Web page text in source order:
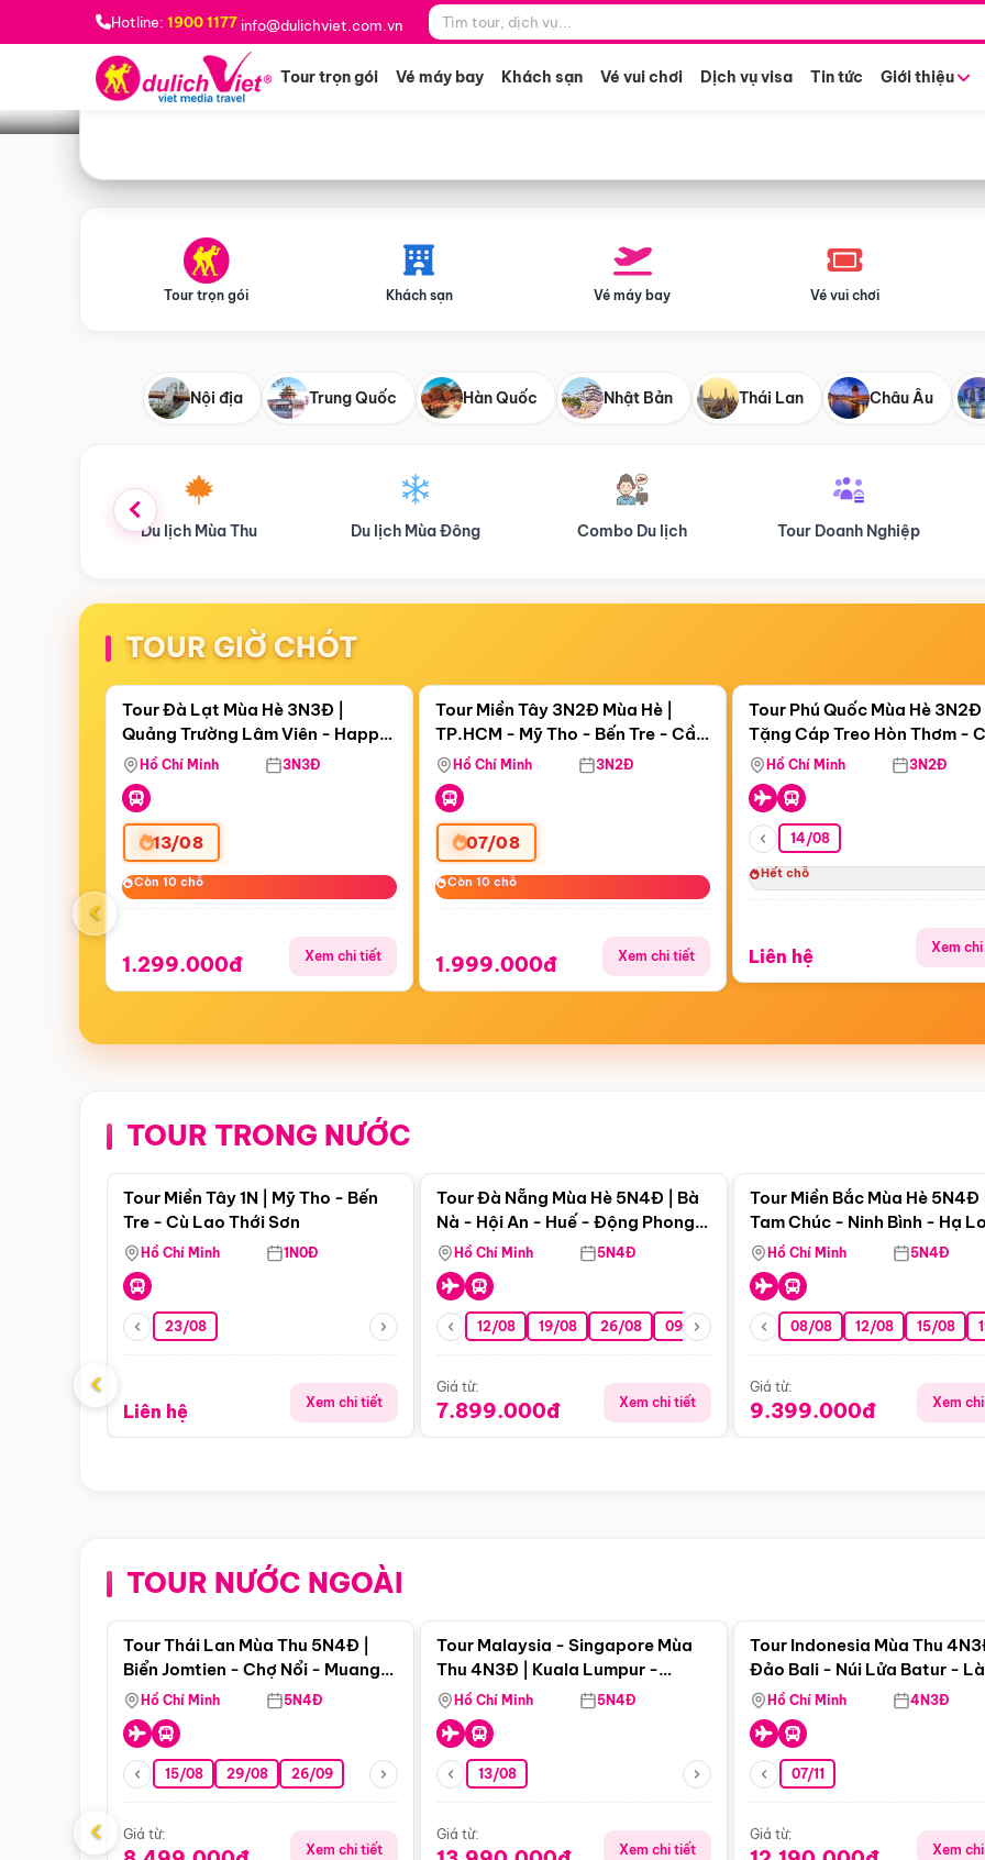
Hotline: 1900 1177 info@dulichviet.com.vn
Tour trọn gói Vé máy bay Khách sạn Vé vui chơi Dịch vụ visa Tin tức Giới thiệu
Bạn muốn đi đâu? *
Tour trọn gói Khách sạn Vé máy bay Vé vui chơi
Nội địa Trung Quốc Hàn Quốc Nhật Bản Thái Lan Châu Âu
Du lịch Mùa Đông Combo Du lịch Tour Doanh Nghiệp Du lịch Hành Hương
TOUR GIỜ CHÓT
Còn06 ngày 21:12:08
Điểm nổi bật
Tour Đà Lạt Mùa Hè 3N3Đ |
Quảng Trường Lâm Viên - Happy
Hill - Puppy Farm
Hồ Chí Minh 3N3Đ
13/08
Còn 10 chỗ
Còn 10 chỗ
1.299.000đ Xem chi tiết
Còn00 ngày 21:12:08
Tour Miền Tây 3N2Đ Mùa Hè |
TP.HCM - Mỹ Tho - Bến Tre - Cần
Thơ - Sóc Trăng - Bạc Liêu - Cà
Mau
Hồ Chí Minh 3N2Đ
07/08
Còn 10 chỗ
Còn 10 chỗ
1.999.000đ Xem chi tiết
Còn21:12:06
Tour Phú Quốc Mùa Hè 3N2Đ |
Tặng Cáp Treo Hòn Thơm -
Hôn - Công Viên Nước
Hồ Chí Minh 3N2Đ
14/08
Hết chỗ
Liên hệ Xem
‹
TOUR TRONG NƯỚC
Điểm nổi bật
Tour Miền Tây 1N | Mỹ Tho - Bến
Tre - Cù Lao Thới Sơn
Hồ Chí Minh 1N0Đ
23/08
Liên hệ Xem chi tiết
Tour Đà Nẵng Mùa Hè 5N4Đ | Bà
Nà - Hội An - Huế - Động Phong
NhaHồ Chí Minh 5N4Đ
12/08 19/08 26/08 09/09 16/09 23/09 30/09 07/10
Giá từ:
7.899.000đ Xem chi tiết
Tour Miền Bắc Mùa Hè 5N4Đ |
Tam Chúc - Ninh Bình - Hạ
Hồ Chí Minh 5N4Đ
08/08 12/08 15/08
Giá từ:
9.399.000đ Xem
‹
TOUR NƯỚC NGOÀI
Điểm nổi bật
Tour Thái Lan Mùa Thu 5N4Đ |
Biển Jomtien - Chợ Nổi - Muang
Boran - Suanthai
Hồ Chí Minh 5N4Đ
15/08 29/08 26/09
Giá từ:
Xem chi tiết
Tour Malaysia - Singapore Mùa
Thu 4N3Đ | Kuala Lumpur -
Malacca - Johor Baru -
Singapore
Hồ Chí Minh 5N4Đ
13/08
Giá từ:
Xem chi tiết
Tour Indonesia Mùa Thu
Đảo Bali - Núi Lửa Batur -
Penglipuran
Hồ Chí Minh 4N3Đ
07/11
Giá từ:
Xem
‹